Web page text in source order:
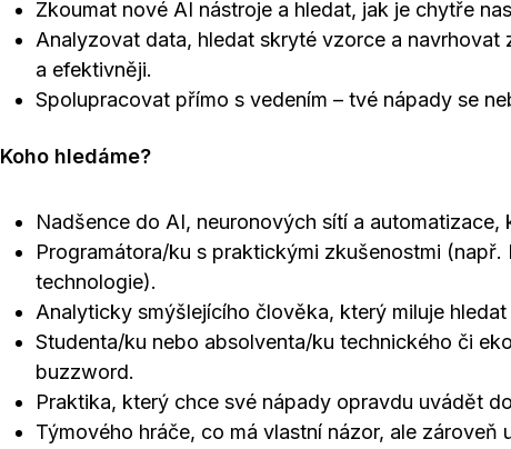
Zkoumat nové AI nástroje a hledat, jak je chytře
Analyzovat data, hledat skryté vzorce a
a efektivněji.
Spolupracovat přímo s vedením – tvé nápady se
Koho hledáme?
Nadšence do AI, neuronových sítí a
Programátora/ku s praktickými zkušenostmi
technologie).
Analyticky smýšlejícího člověka, který miluje
Studenta/ku nebo absolventa/ku technického či
buzzword.
Praktika, který chce své nápady opravdu uvádět
Týmového hráče, co má vlastní názor, ale zároveň